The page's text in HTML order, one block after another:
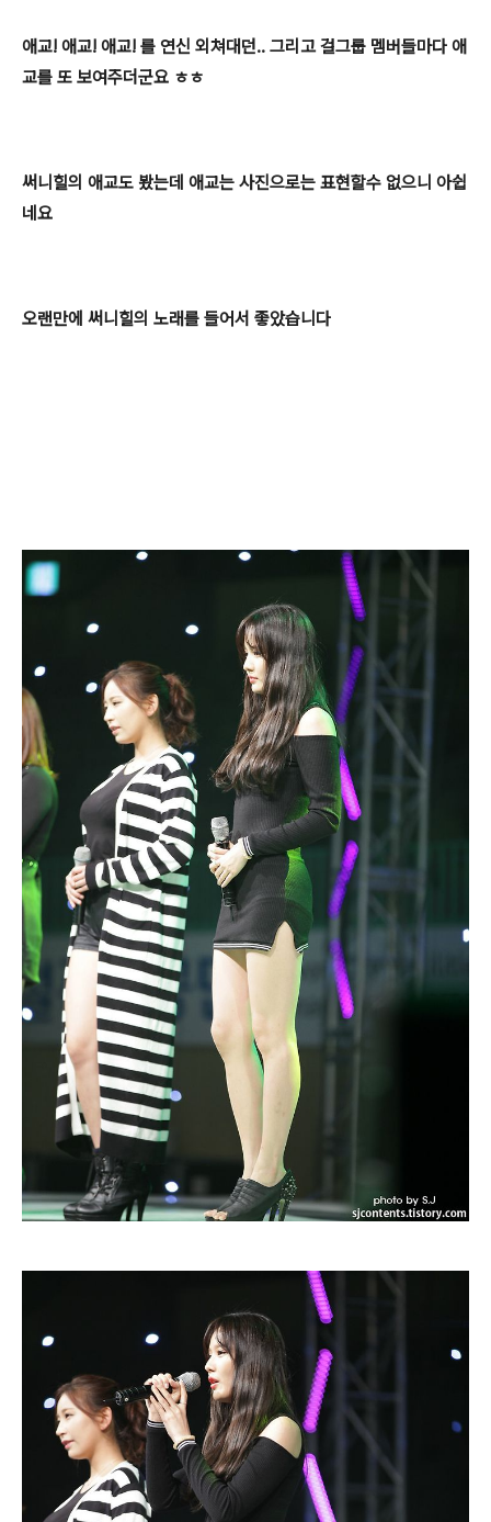
애교! 애교! 애교! 를 연신 외쳐대던.. 그리고 걸그룹 멤버들마다 애
교를 또 보여주더군요 ㅎㅎ
써니힐의 애교도 봤는데 애교는 사진으로는 표현할수 없으니 아쉽
네요
오랜만에 써니힐의 노래를 들어서 좋았습니다